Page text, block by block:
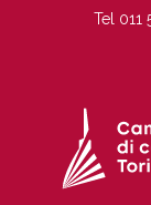
Tel 011